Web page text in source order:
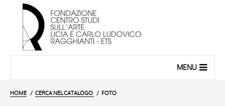
MENU
HOME CERCA NEL CATALOGO FOTO